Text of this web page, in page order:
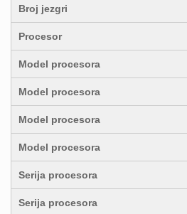
Broj jezgri
Procesor
Model procesora
Model procesora
Model procesora
Model procesora
Serija procesora
Serija procesora